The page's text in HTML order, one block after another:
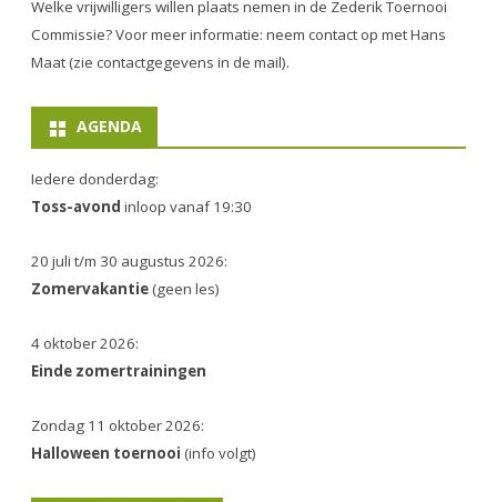
Welke vrijwilligers willen plaats nemen in de Zederik Toernooi
Commissie? Voor meer informatie: neem contact op met Hans
Maat (zie contactgegevens in de mail).
AGENDA
Iedere donderdag:
Toss-avond inloop vanaf 19:30
20 juli t/m 30 augustus 2026:
Zomervakantie(geen les)
4 oktober 2026:
Einde zomertrainingen
Zondag 11 oktober 2026:
Halloween toernooi (info volgt)